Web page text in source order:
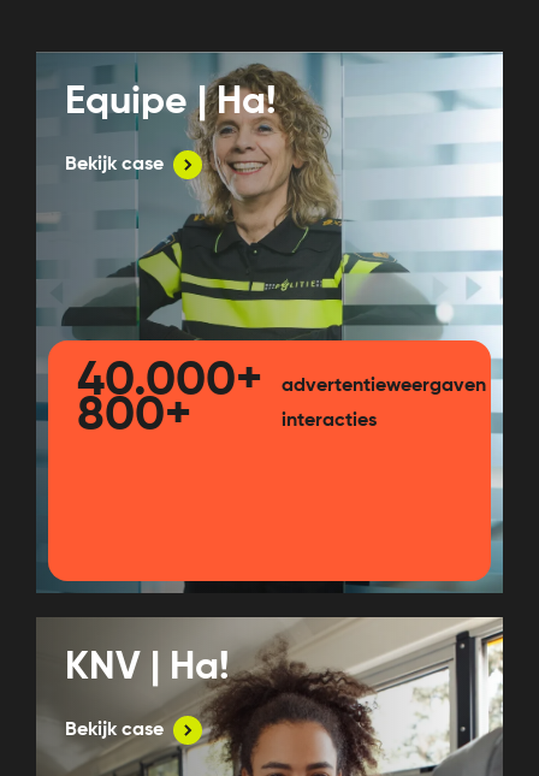
Equipe | Ha!
Bekijk case
40.000+ advertentieweergaven
800+ interacties
KNV | Ha!
Bekijk case